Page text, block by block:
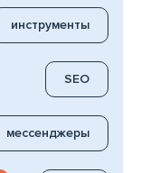
инструменты
SEO
мессенджеры